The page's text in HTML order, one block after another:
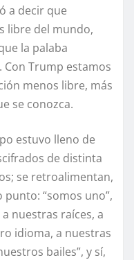
a decir que
libre del mundo,
la palaba
Con Trump estamos
menos libre, más
se conozca.
estuvo lleno de
de distinta
se retroalimentan,
“somos uno”,
nuestras raíces, a
idioma, a nuestras
bailes”, y sí,